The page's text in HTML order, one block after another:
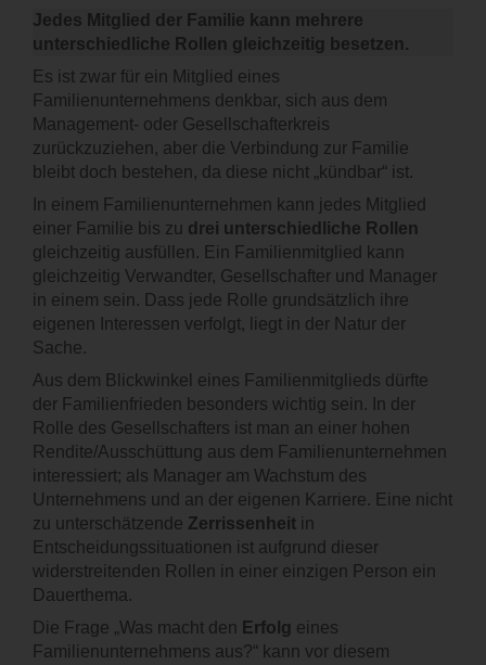
Jedes Mitglied der Familie kann mehrere
unterschiedliche Rollen gleichzeitig besetzen.
Es ist zwar für ein Mitglied eines
Familienunternehmens denkbar, sich aus dem
Management- oder Gesellschafterkreis
zurückzuziehen, aber die Verbindung zur Familie
bleibt doch bestehen, da diese nicht „kündbar“ ist.
In einem Familienunternehmen kann jedes Mitglied
einer Familie bis zu drei unterschiedliche Rollen
gleichzeitig ausfüllen. Ein Familienmitglied kann
gleichzeitig Verwandter, Gesellschafter und Manager
in einem sein. Dass jede Rolle grundsätzlich ihre
eigenen Interessen verfolgt, liegt in der Natur der
Sache.
Aus dem Blickwinkel eines Familienmitglieds dürfte
der Familienfrieden besonders wichtig sein. In der
Rolle des Gesellschafters ist man an einer hohen
Rendite/Ausschüttung aus dem Familienunternehmen
interessiert; als Manager am Wachstum des
Unternehmens und an der eigenen Karriere. Eine nicht
zu unterschätzende Zerrissenheit in
Entscheidungssituationen ist aufgrund dieser
widerstreitenden Rollen in einer einzigen Person ein
Dauerthema.
Die Frage „Was macht den Erfolg eines
Familienunternehmens aus?“ kann vor diesem